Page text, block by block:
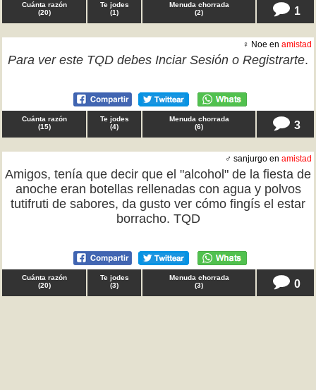
Cuánta razón
(20)
Te jodes
(1)
Menuda chorrada
(2) 1
♀ Noe en amistad
Para ver este TQD debes Inciar Sesión o Registrarte.
Cuánta razón
(15)
Te jodes
(4)
Menuda chorrada
(6) 3
♂ sanjurgo en amistad
Amigos, tenía que decir que el "alcohol" de la fiesta de
anoche eran botellas rellenadas con agua y polvos
tutifruti de sabores, da gusto ver cómo fingís el estar
borracho. TQD
Cuánta razón
(20)
Te jodes
(3)
Menuda chorrada
(3) 0